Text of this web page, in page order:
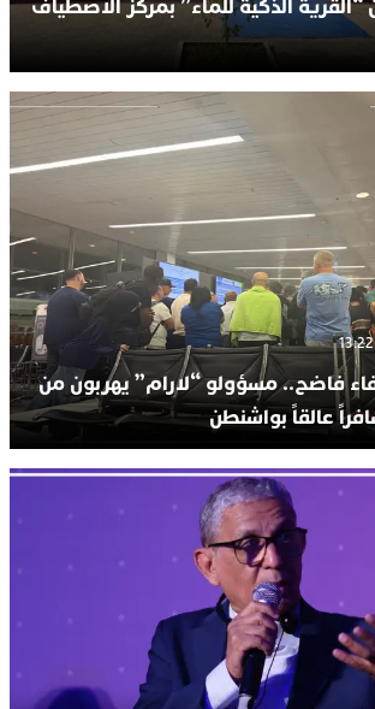
“القرية الذكية للماء” بمركز الاصطياف
فاضح.. مسؤولو “لارام” يهربون من